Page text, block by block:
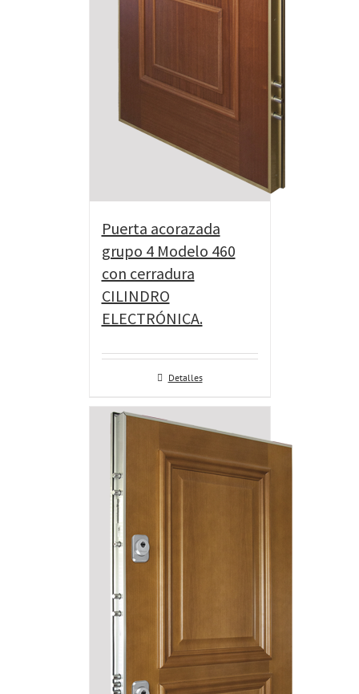
Puerta acorazada
grupo 4 Modelo 460
con cerradura
CILINDRO
ELECTRÓNICA.
Detalles